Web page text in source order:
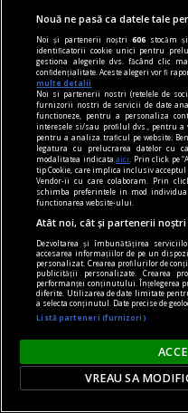
noile fanatisme
Dragă Domnule
Pe vremuri, m-ați fi
să-mi acceptați o
nostru”. Vai, lumea
idealuri”!
Nouă ne pasă ca datele tale
Noi și partenerii noștri606 stocăm
identificatorii cookie unici pentru
gestiona alegerile dvs. făcând clic
confidențialitate. Aceste alegeri vor fi
multe detalii
Noi si partenerii nostri (retelele de
furnizorii nostri de servicii de date
functioneze, pentru a personaliza
interesele si/sau profilul dvs., pentru a
pentru a analiza traficul pe website.
legatura cu prelucrarea datelor cu
modalitatea indicataaici
. Prin click pe
tip Cookie, care implica inclusiv
Vendor-ii cu care colaboram. Prin click
schimba preferintele in mod
functionarea website-ului.
Atât noi, cât și partenerii
Dezvoltarea și îmbunătățirea
accesarea informațiilor de pe un
personalizat. Crearea profilurilor de
publicității personalizate. Crearea
performanței conținutului. Înțelegerea
diferite. Utilizarea de date limitate
a selecta conținutul. Date precise de
Listă parteneri (furnizori)
VREAU SA